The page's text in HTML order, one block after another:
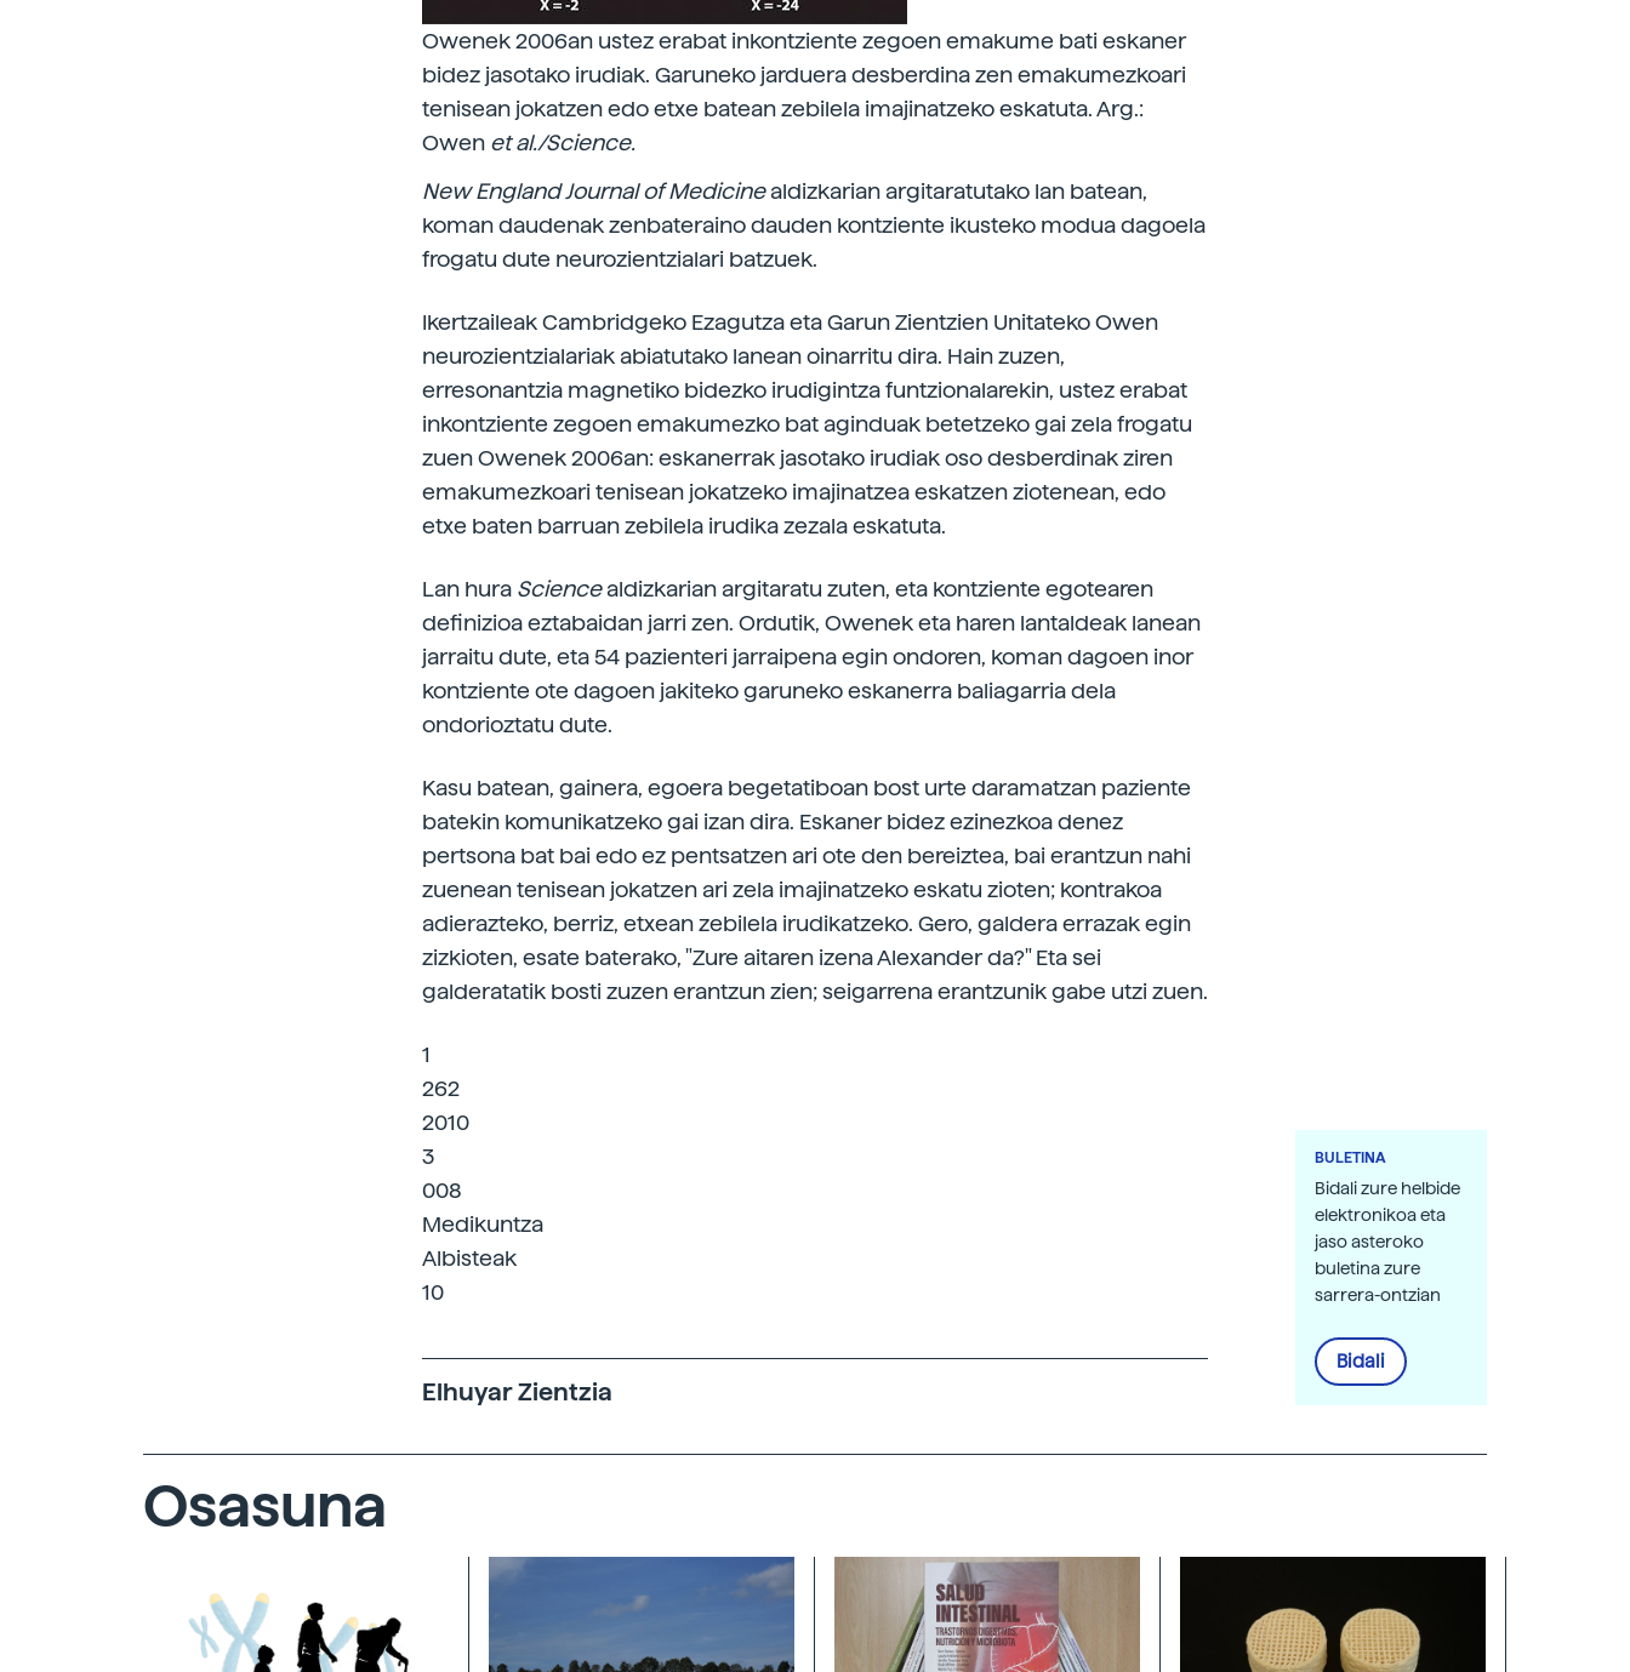
Owenek 2006an ustez erabat inkontziente zegoen emakume bati eskaner
bidez jasotako irudiak. Garuneko jarduera desberdina zen emakumezkoari
tenisean jokatzen edo etxe batean zebilela imajinatzeko eskatuta. Arg.:
Owen et al./Science.
New England Journal of Medicinealdizkarian argitaratutako lan batean,
koman daudenak zenbateraino dauden kontziente ikusteko modua dagoela
frogatu dute neurozientzialari batzuek.
Ikertzaileak Cambridgeko Ezagutza eta Garun Zientzien Unitateko Owen
neurozientzialariak abiatutako lanean oinarritu dira. Hain zuzen,
erresonantzia magnetiko bidezko irudigintza funtzionalarekin, ustez erabat
inkontziente zegoen emakumezko bat aginduak betetzeko gai zela frogatu
zuen Owenek 2006an: eskanerrak jasotako irudiak oso desberdinak ziren
emakumezkoari tenisean jokatzeko imajinatzea eskatzen ziotenean, edo
etxe baten barruan zebilela irudika zezala eskatuta.
Lan hura Sciencealdizkarian argitaratu zuten, eta kontziente egotearen
definizioa eztabaidan jarri zen. Ordutik, Owenek eta haren lantaldeak lanean
jarraitu dute, eta 54 pazienteri jarraipena egin ondoren, koman dagoen inor
kontziente ote dagoen jakiteko garuneko eskanerra baliagarria dela
ondorioztatu dute.
Kasu batean, gainera, egoera begetatiboan bost urte daramatzan paziente
batekin komunikatzeko gai izan dira. Eskaner bidez ezinezkoa denez
pertsona bat bai edo ez pentsatzen ari ote den bereiztea, bai erantzun nahi
zuenean tenisean jokatzen ari zela imajinatzeko eskatu zioten; kontrakoa
adierazteko, berriz, etxean zebilela irudikatzeko. Gero, galdera errazak egin
zizkioten, esate baterako, "Zure aitaren izena Alexander da?" Eta sei
galderatatik bosti zuzen erantzun zien; seigarrena erantzunik gabe utzi zuen.
1
262
2010
3
008
Medikuntza
Albisteak
10
Elhuyar Zientzia
BULETINA
Bidali zure helbide
elektronikoa eta
jaso asteroko
buletina zure
sarrera-ontzian
Bidali
Osasuna